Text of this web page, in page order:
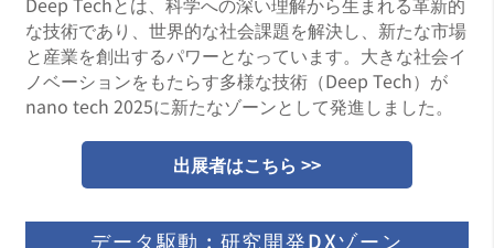
な技術であり、世界的な社会課題を解決し、新たな市場
と産業を創出するパワーとなっています。大きな社会イ
ノベーションをもたらす多様な技術（Deep Tech）が
nano tech 2025に新たなゾーンとして発進しました。
出展者はこちら >>
データ駆動 : 研究開発DXゾーン